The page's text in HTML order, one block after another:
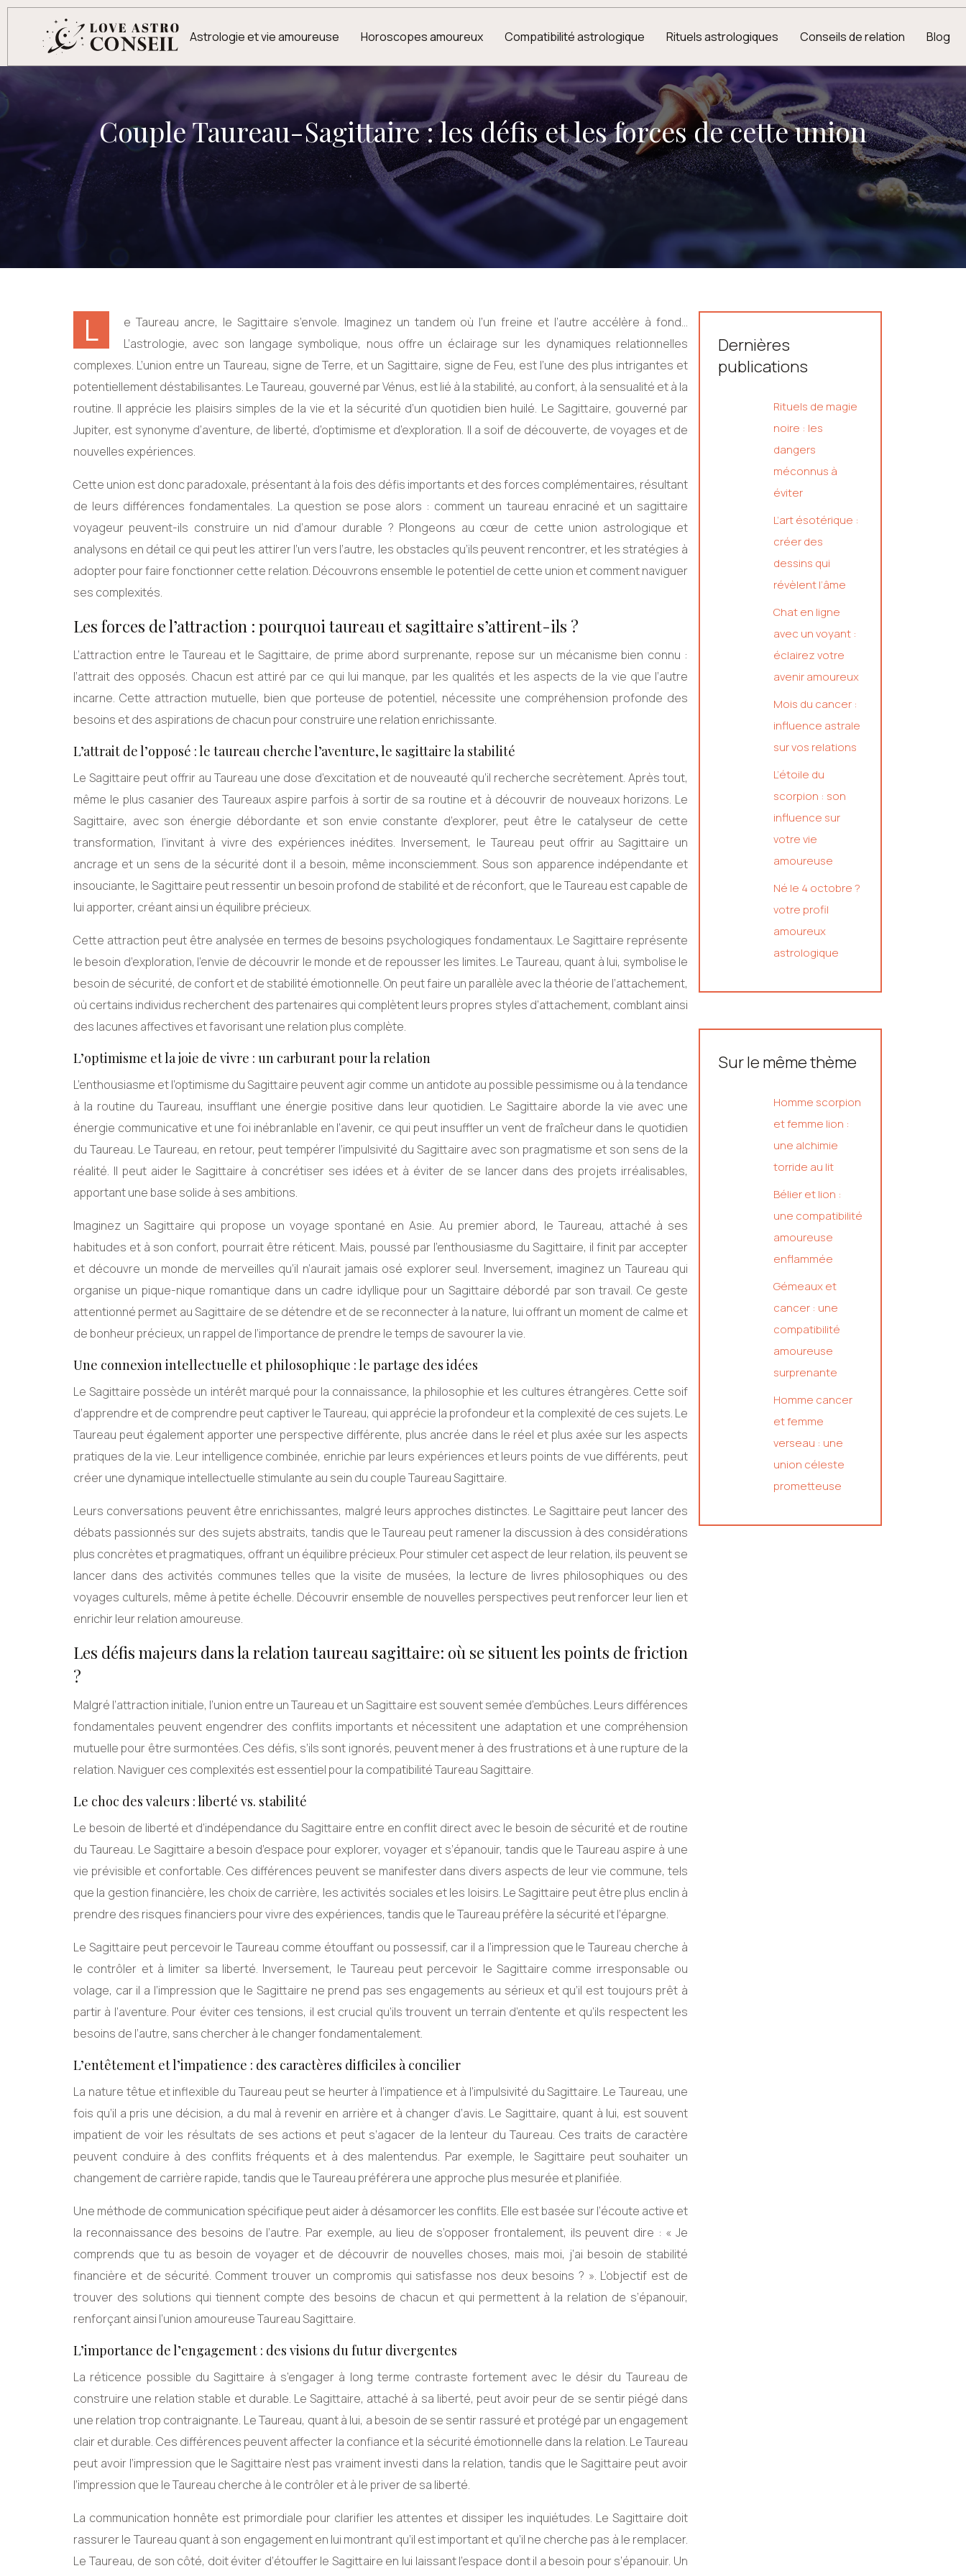
Astrologie et vie amoureuse Horoscopes amoureux Compatibilité astrologique Rituels astrologiques Conseils de relation Blog
Couple Taureau-Sagittaire : les défis et les forces de cette union
L
e Taureau ancre, le Sagittaire s’envole. Imaginez un tandem où l’un freine et l’autre accélère à fond…
L’astrologie, avec son langage symbolique, nous offre un éclairage sur les dynamiques relationnelles
complexes. L’union entre un Taureau, signe de Terre, et un Sagittaire, signe de Feu, est l’une des plus intrigantes et
potentiellement déstabilisantes. Le Taureau, gouverné par Vénus, est lié à la stabilité, au confort, à la sensualité et à la
routine. Il apprécie les plaisirs simples de la vie et la sécurité d’un quotidien bien huilé. Le Sagittaire, gouverné par
Jupiter, est synonyme d’aventure, de liberté, d’optimisme et d’exploration. Il a soif de découverte, de voyages et de
nouvelles expériences.
Cette union est donc paradoxale, présentant à la fois des défis importants et des forces complémentaires, résultant
de leurs différences fondamentales. La question se pose alors : comment un taureau enraciné et un sagittaire
voyageur peuvent-ils construire un nid d’amour durable ? Plongeons au cœur de cette union astrologique et
analysons en détail ce qui peut les attirer l’un vers l’autre, les obstacles qu’ils peuvent rencontrer, et les stratégies à
adopter pour faire fonctionner cette relation. Découvrons ensemble le potentiel de cette union et comment naviguer
ses complexités.
Les forces de l’attraction : pourquoi taureau et sagittaire s’attirent-ils ?
L’attraction entre le Taureau et le Sagittaire, de prime abord surprenante, repose sur un mécanisme bien connu :
l’attrait des opposés. Chacun est attiré par ce qui lui manque, par les qualités et les aspects de la vie que l’autre
incarne. Cette attraction mutuelle, bien que porteuse de potentiel, nécessite une compréhension profonde des
besoins et des aspirations de chacun pour construire une relation enrichissante.
L’attrait de l’opposé : le taureau cherche l’aventure, le sagittaire la stabilité
Le Sagittaire peut offrir au Taureau une dose d’excitation et de nouveauté qu’il recherche secrètement. Après tout,
même le plus casanier des Taureaux aspire parfois à sortir de sa routine et à découvrir de nouveaux horizons. Le
Sagittaire, avec son énergie débordante et son envie constante d’explorer, peut être le catalyseur de cette
transformation, l’invitant à vivre des expériences inédites. Inversement, le Taureau peut offrir au Sagittaire un
ancrage et un sens de la sécurité dont il a besoin, même inconsciemment. Sous son apparence indépendante et
insouciante, le Sagittaire peut ressentir un besoin profond de stabilité et de réconfort, que le Taureau est capable de
lui apporter, créant ainsi un équilibre précieux.
Cette attraction peut être analysée en termes de besoins psychologiques fondamentaux. Le Sagittaire représente
le besoin d’exploration, l’envie de découvrir le monde et de repousser les limites. Le Taureau, quant à lui, symbolise le
besoin de sécurité, de confort et de stabilité émotionnelle. On peut faire un parallèle avec la théorie de l’attachement,
où certains individus recherchent des partenaires qui complètent leurs propres styles d’attachement, comblant ainsi
des lacunes affectives et favorisant une relation plus complète.
L’optimisme et la joie de vivre : un carburant pour la relation
L’enthousiasme et l’optimisme du Sagittaire peuvent agir comme un antidote au possible pessimisme ou à la tendance
à la routine du Taureau, insufflant une énergie positive dans leur quotidien. Le Sagittaire aborde la vie avec une
énergie communicative et une foi inébranlable en l’avenir, ce qui peut insuffler un vent de fraîcheur dans le quotidien
du Taureau. Le Taureau, en retour, peut tempérer l’impulsivité du Sagittaire avec son pragmatisme et son sens de la
réalité. Il peut aider le Sagittaire à concrétiser ses idées et à éviter de se lancer dans des projets irréalisables,
apportant une base solide à ses ambitions.
Imaginez un Sagittaire qui propose un voyage spontané en Asie. Au premier abord, le Taureau, attaché à ses
habitudes et à son confort, pourrait être réticent. Mais, poussé par l’enthousiasme du Sagittaire, il finit par accepter
et découvre un monde de merveilles qu’il n’aurait jamais osé explorer seul. Inversement, imaginez un Taureau qui
organise un pique-nique romantique dans un cadre idyllique pour un Sagittaire débordé par son travail. Ce geste
attentionné permet au Sagittaire de se détendre et de se reconnecter à la nature, lui offrant un moment de calme et
de bonheur précieux, un rappel de l’importance de prendre le temps de savourer la vie.
Une connexion intellectuelle et philosophique : le partage des idées
Le Sagittaire possède un intérêt marqué pour la connaissance, la philosophie et les cultures étrangères. Cette soif
d’apprendre et de comprendre peut captiver le Taureau, qui apprécie la profondeur et la complexité de ces sujets. Le
Taureau peut également apporter une perspective différente, plus ancrée dans le réel et plus axée sur les aspects
pratiques de la vie. Leur intelligence combinée, enrichie par leurs expériences et leurs points de vue différents, peut
créer une dynamique intellectuelle stimulante au sein du couple Taureau Sagittaire.
Leurs conversations peuvent être enrichissantes, malgré leurs approches distinctes. Le Sagittaire peut lancer des
débats passionnés sur des sujets abstraits, tandis que le Taureau peut ramener la discussion à des considérations
plus concrètes et pragmatiques, offrant un équilibre précieux. Pour stimuler cet aspect de leur relation, ils peuvent se
lancer dans des activités communes telles que la visite de musées, la lecture de livres philosophiques ou des
voyages culturels, même à petite échelle. Découvrir ensemble de nouvelles perspectives peut renforcer leur lien et
enrichir leur relation amoureuse.
Les défis majeurs dans la relation taureau sagittaire: où se situent les points de friction
?
Malgré l’attraction initiale, l’union entre un Taureau et un Sagittaire est souvent semée d’embûches. Leurs différences
fondamentales peuvent engendrer des conflits importants et nécessitent une adaptation et une compréhension
mutuelle pour être surmontées. Ces défis, s’ils sont ignorés, peuvent mener à des frustrations et à une rupture de la
relation. Naviguer ces complexités est essentiel pour la compatibilité Taureau Sagittaire.
Le choc des valeurs : liberté vs. stabilité
Le besoin de liberté et d’indépendance du Sagittaire entre en conflit direct avec le besoin de sécurité et de routine
du Taureau. Le Sagittaire a besoin d’espace pour explorer, voyager et s’épanouir, tandis que le Taureau aspire à une
vie prévisible et confortable. Ces différences peuvent se manifester dans divers aspects de leur vie commune, tels
que la gestion financière, les choix de carrière, les activités sociales et les loisirs. Le Sagittaire peut être plus enclin à
prendre des risques financiers pour vivre des expériences, tandis que le Taureau préfère la sécurité et l’épargne.
Le Sagittaire peut percevoir le Taureau comme étouffant ou possessif, car il a l’impression que le Taureau cherche à
le contrôler et à limiter sa liberté. Inversement, le Taureau peut percevoir le Sagittaire comme irresponsable ou
volage, car il a l’impression que le Sagittaire ne prend pas ses engagements au sérieux et qu’il est toujours prêt à
partir à l’aventure. Pour éviter ces tensions, il est crucial qu’ils trouvent un terrain d’entente et qu’ils respectent les
besoins de l’autre, sans chercher à le changer fondamentalement.
L’entêtement et l’impatience : des caractères difficiles à concilier
La nature têtue et inflexible du Taureau peut se heurter à l’impatience et à l’impulsivité du Sagittaire. Le Taureau, une
fois qu’il a pris une décision, a du mal à revenir en arrière et à changer d’avis. Le Sagittaire, quant à lui, est souvent
impatient de voir les résultats de ses actions et peut s’agacer de la lenteur du Taureau. Ces traits de caractère
peuvent conduire à des conflits fréquents et à des malentendus. Par exemple, le Sagittaire peut souhaiter un
changement de carrière rapide, tandis que le Taureau préférera une approche plus mesurée et planifiée.
Une méthode de communication spécifique peut aider à désamorcer les conflits. Elle est basée sur l’écoute active et
la reconnaissance des besoins de l’autre. Par exemple, au lieu de s’opposer frontalement, ils peuvent dire : « Je
comprends que tu as besoin de voyager et de découvrir de nouvelles choses, mais moi, j’ai besoin de stabilité
financière et de sécurité. Comment trouver un compromis qui satisfasse nos deux besoins ? ». L’objectif est de
trouver des solutions qui tiennent compte des besoins de chacun et qui permettent à la relation de s’épanouir,
renforçant ainsi l’union amoureuse Taureau Sagittaire.
L’importance de l’engagement : des visions du futur divergentes
La réticence possible du Sagittaire à s’engager à long terme contraste fortement avec le désir du Taureau de
construire une relation stable et durable. Le Sagittaire, attaché à sa liberté, peut avoir peur de se sentir piégé dans
une relation trop contraignante. Le Taureau, quant à lui, a besoin de se sentir rassuré et protégé par un engagement
clair et durable. Ces différences peuvent affecter la confiance et la sécurité émotionnelle dans la relation. Le Taureau
peut avoir l’impression que le Sagittaire n’est pas vraiment investi dans la relation, tandis que le Sagittaire peut avoir
l’impression que le Taureau cherche à le contrôler et à le priver de sa liberté.
La communication honnête est primordiale pour clarifier les attentes et dissiper les inquiétudes. Le Sagittaire doit
rassurer le Taureau quant à son engagement en lui montrant qu’il est important et qu’il ne cherche pas à le remplacer.
Le Taureau, de son côté, doit éviter d’étouffer le Sagittaire en lui laissant l’espace dont il a besoin pour s’épanouir. Un
Dernières
publications
Rituels de magie
noire : les
dangers
méconnus à
éviter
L’art ésotérique :
créer des
dessins qui
révèlent l’âme
Chat en ligne
avec un voyant :
éclairez votre
avenir amoureux
Mois du cancer :
influence astrale
sur vos relations
L’étoile du
scorpion : son
influence sur
votre vie
amoureuse
Né le 4 octobre ?
votre profil
amoureux
astrologique
Sur le même thème
Homme scorpion
et femme lion :
une alchimie
torride au lit
Bélier et lion :
une compatibilité
amoureuse
enflammée
Gémeaux et
cancer : une
compatibilité
amoureuse
surprenante
Homme cancer
et femme
verseau : une
union céleste
prometteuse